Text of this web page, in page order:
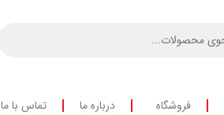
فروشگاه درباره ما تماس با ما